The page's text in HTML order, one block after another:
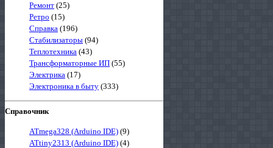
Ремонт (25)
Ретро (15)
Справка (196)
Стабилизаторы (94)
Теплотехника (43)
Трансформаторные ИП (55)
Электрика (17)
Электроника в быту (333)
Справочник
ATmega328 (Arduino IDE) (9)
ATtiny2313 (Arduino IDE) (4)